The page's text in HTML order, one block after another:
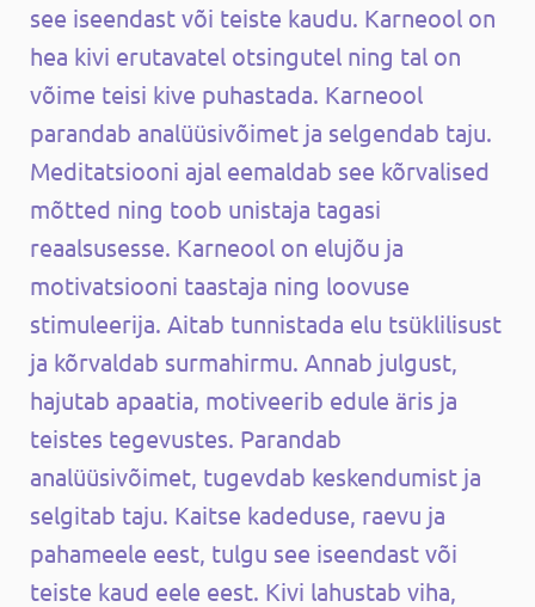
see iseendast või teiste kaudu. Karneool on
hea kivi erutavatel otsingutel ning tal on
võime teisi kive puhastada. Karneool
parandab analüüsivõimet ja selgendab taju.
Meditatsiooni ajal eemaldab see kõrvalised
mõtted ning toob unistaja tagasi
reaalsusesse. Karneool on elujõu ja
motivatsiooni taastaja ning loovuse
stimuleerija. Aitab tunnistada elu tsüklilisust
ja kõrvaldab surmahirmu. Annab julgust,
hajutab apaatia, motiveerib edule äris ja
teistes tegevustes. Parandab
analüüsivõimet, tugevdab keskendumist ja
selgitab taju. Kaitse kadeduse, raevu ja
pahameele eest, tulgu see iseendast või
teiste kaud eele eest. Kivi lahustab viha,